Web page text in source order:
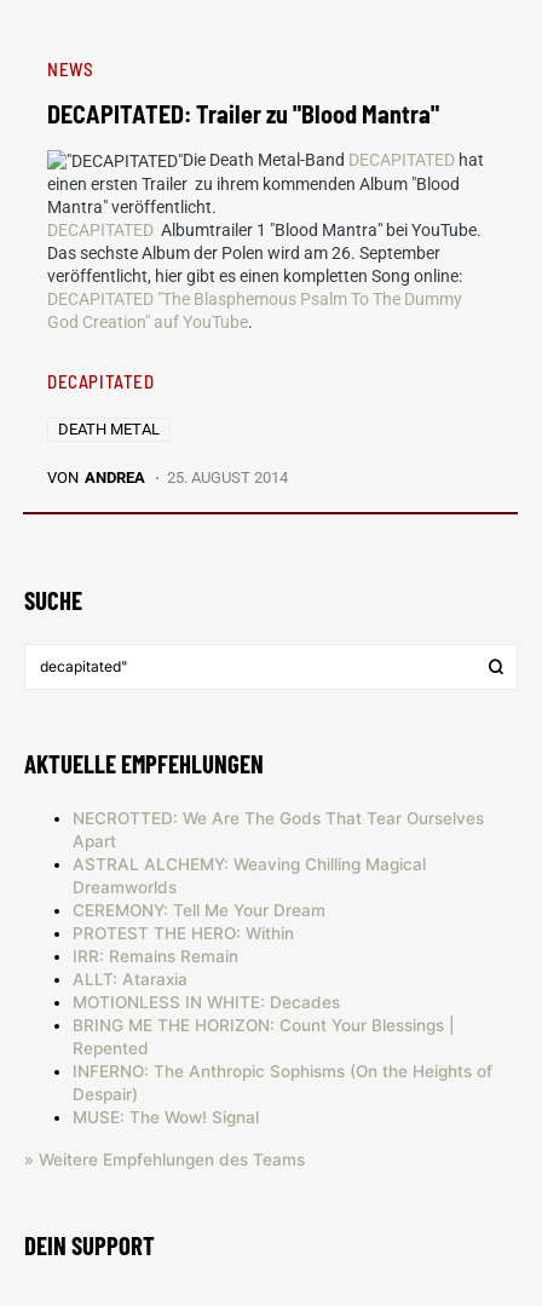
NEWS
DECAPITATED: Trailer zu "Blood Mantra"
Die Death Metal-Band DECAPITATED hat
einen ersten Trailer zu ihrem kommenden Album "Blood
Mantra" veröffentlicht.
DECAPITATED Albumtrailer 1 "Blood Mantra" bei YouTube.
Das sechste Album der Polen wird am 26. September
veröffentlicht, hier gibt es einen kompletten Song online:
DECAPITATED "The Blasphemous Psalm To The Dummy
God Creation" auf YouTube.
DECAPITATED
DEATH METAL
VON ANDREA 25. AUGUST 2014
SUCHE
AKTUELLE EMPFEHLUNGEN
NECROTTED: We Are The Gods That Tear Ourselves
Apart
ASTRAL ALCHEMY: Weaving Chilling Magical
Dreamworlds
CEREMONY: Tell Me Your Dream
PROTEST THE HERO: Within
IRR: Remains Remain
ALLT: Ataraxia
MOTIONLESS IN WHITE: Decades
BRING ME THE HORIZON: Count Your Blessings |
Repented
INFERNO: The Anthropic Sophisms (On the Heights of
Despair)
MUSE: The Wow! Signal
» Weitere Empfehlungen des Teams
DEIN SUPPORT